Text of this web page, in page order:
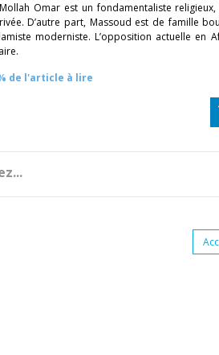
Omar est un fondamentaliste
D’autre part, Massoud est de famille
moderniste. L’opposition actuelle en
de l'article à lire